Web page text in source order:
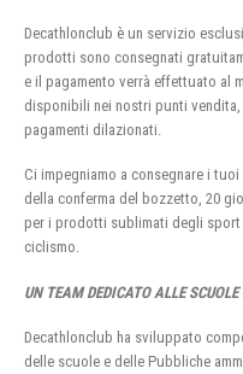
Decathlonclub è un servizio
prodotti sono consegnati
e il pagamento verrà effettuato al
disponibili nei nostri punti
pagamenti dilazionati.
Ci impegniamo a consegnare i
della conferma del bozzetto, 20
per i prodotti sublimati degli
ciclismo.
UN TEAM DEDICATO ALLE SCUOLE
Decathlonclub ha sviluppato
delle scuole e delle Pubbliche